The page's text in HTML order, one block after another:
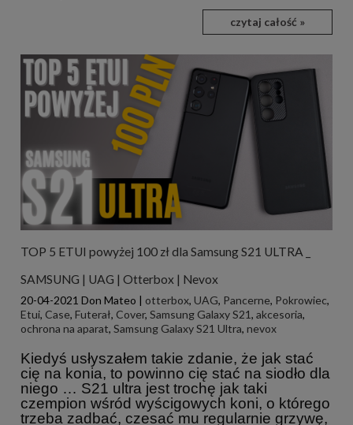
czytaj całość »
TOP 5 ETUI powyżej 100 zł dla Samsung S21 ULTRA _
SAMSUNG | UAG | Otterbox | Nevox
20-04-2021 Don Mateo | otterbox, UAG, Pancerne, Pokrowiec,
Etui, Case, Futerał, Cover, Samsung Galaxy S21, akcesoria,
ochrona na aparat, Samsung Galaxy S21 Ultra, nevox
Kiedyś usłyszałem takie zdanie, że jak stać
cię na konia, to powinno cię stać na siodło dla
niego … S21 ultra jest trochę jak taki
czempion wśród wyścigowych koni, o którego
trzeba zadbać, czesać mu regularnie grzywę,